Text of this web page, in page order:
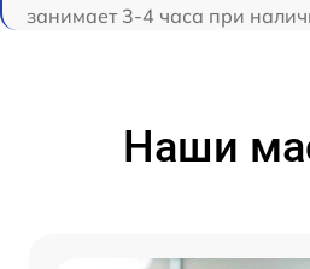
занимает 3-4 часа при
Наши